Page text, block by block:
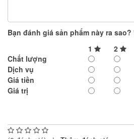
Bạn đánh giá sản phẩm này ra sao?
1
2
Chất lượng
Dịch vụ
Giá tiền
Giá trị